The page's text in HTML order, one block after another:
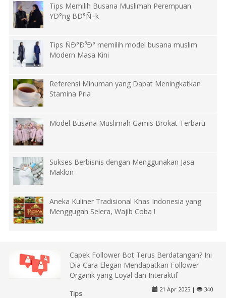
Tips Memilih Busana Muslimah Perempuan
YÐ°ng BÐ°Ñ–k
Tips ÑÐ°Ð³Ð° memilih model busana muslim
Modern Masa Kini
Referensi Minuman yang Dapat Meningkatkan
Stamina Pria
Model Busana Muslimah Gamis Brokat Terbaru
Sukses Berbisnis dengan Menggunakan Jasa
Maklon
Aneka Kuliner Tradisional Khas Indonesia yang
Menggugah Selera, Wajib Coba !
Capek Follower Bot Terus Berdatangan? Ini
Dia Cara Elegan Mendapatkan Follower
Organik yang Loyal dan Interaktif
Tips
21 Apr 2025 | 340